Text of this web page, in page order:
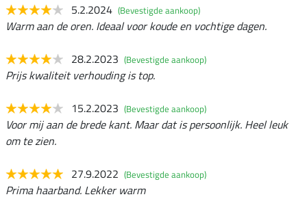
5.2.2024 (Bevestigde aankoop)
Warm aan de oren. Ideaal voor koude en vochtige dagen.
28.2.2023 (Bevestigde aankoop)
Prijs kwaliteit verhouding is top.
15.2.2023 (Bevestigde aankoop)
Voor mij aan de brede kant. Maar dat is persoonlijk. Heel leuk
om te zien.
27.9.2022 (Bevestigde aankoop)
Prima haarband. Lekker warm